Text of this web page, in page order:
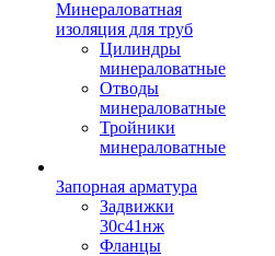
Минераловатная
изоляция для труб
Цилиндры
минераловатные
Отводы
минераловатные
Тройники
минераловатные
Запорная арматура
Задвижки
30с41нж
Фланцы